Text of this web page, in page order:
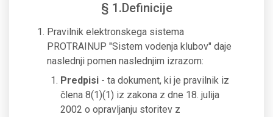
§ 1.Definicije
Pravilnik elektronskega sistema
PROTRAINUP "Sistem vodenja klubov" daje
naslednji pomen naslednjim izrazom:
Predpisi - ta dokument, ki je pravilnik iz
člena 8(1)(1) iz zakona z dne 18. julija
2002 o opravljanju storitev z